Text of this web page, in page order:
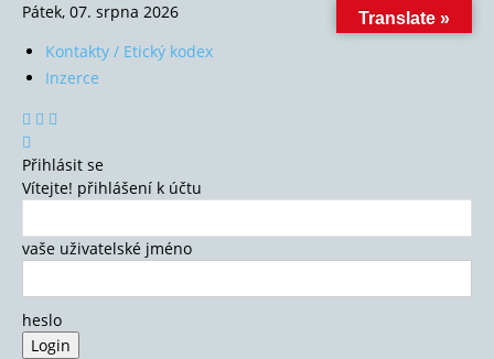
Pátek, 07. srpna 2026
Kontakty / Etický kodex
Inzerce
Přihlásit se
Vítejte! přihlášení k účtu
vaše uživatelské jméno
heslo
Translate »